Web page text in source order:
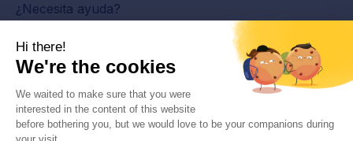
¿Necesita ayuda?
Contáctenos
Leer preguntas frecuentes
Política de privacidad
Información legal